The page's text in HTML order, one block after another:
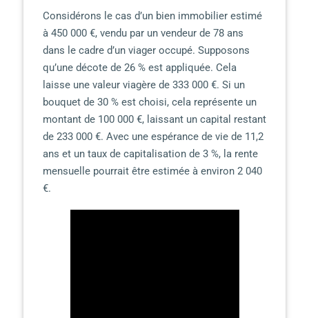
Considérons le cas d’un bien immobilier estimé
à 450 000 €, vendu par un vendeur de 78 ans
dans le cadre d’un viager occupé. Supposons
qu’une décote de 26 % est appliquée. Cela
laisse une valeur viagère de 333 000 €. Si un
bouquet de 30 % est choisi, cela représente un
montant de 100 000 €, laissant un capital restant
de 233 000 €. Avec une espérance de vie de 11,2
ans et un taux de capitalisation de 3 %, la rente
mensuelle pourrait être estimée à environ 2 040
€.